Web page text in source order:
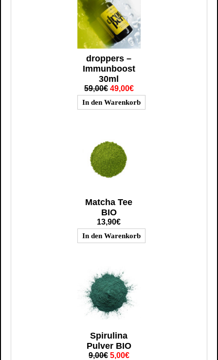
droppers –
Immunboost
30ml
59,00€ 49,00€
Matcha Tee
BIO
13,90€
Spirulina
Pulver BIO
9,00€ 5,00€